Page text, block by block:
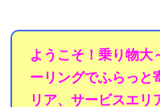
ようこそ！乗り物大
ーリングでふらっと
リア、サービスエリ